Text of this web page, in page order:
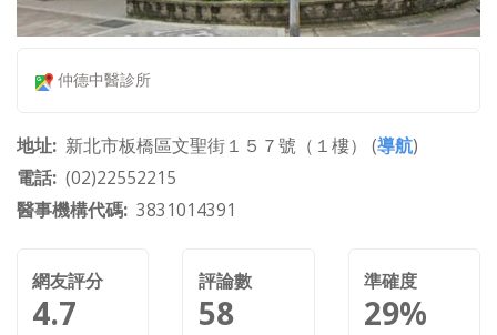
仲德中醫診所
地址 新北市板橋區文聖街１５７號（１樓） (導航)
電話 (02)22552215
醫事機構代碼 3831014391
網友評分
4.7
評論數
58
準確度
29%